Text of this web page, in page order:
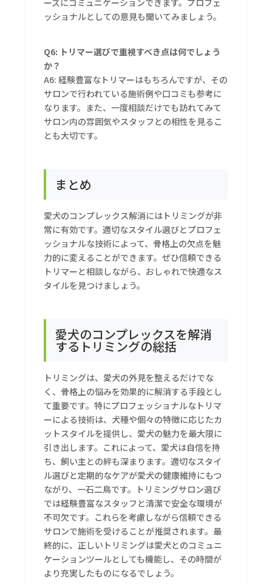
ーズにコミュニケーションできます。プロフェ
ッショナルとしての意見も聞いてみましょう。
Q6: トリマー選びで重視すべき点は何でしょう
か？
A6: 経験豊富なトリマーはもちろんですが、その
サロンで行われている施術例や口コミも参考に
なります。また、一度相談だけでも訪れてみて
サロン内の雰囲気やスタッフとの相性を見るこ
とも大切です。
まとめ
愛犬のコンプレックス解消にはトリミングが非
常に有効です。適切なスタイル選びとプロフェ
ッショナルな技術によって、骨格上の欠点を魅
力的に変えることができます。ぜひ信頼できる
トリマーと相談しながら、おしゃれで快適なス
タイルを見つけましょう。
愛犬のコンプレックスを解消
するトリミングの総括
トリミングは、愛犬の外見を整えるだけでな
く、骨格上の悩みを効果的に解消する手段とし
て重要です。特にプロフェッショナルなトリマ
ーによる技術は、犬種や個々の特徴に応じたカ
ットスタイルを提供し、愛犬の魅力を最大限に
引き出します。これによって、愛犬は自信を持
ち、飼い主との絆も深まります。適切なスタイ
ル選びと定期的なケアが愛犬の健康維持にもつ
ながり、一石二鳥です。トリミングサロン選び
では経験豊富なスタッフと清潔で安全な環境が
不可欠です。これらを考慮しながら信頼できる
サロンで施術を受けることが推奨されます。最
終的に、正しいトリミングは愛犬とのコミュニ
ケーションツールとしても機能し、その時間が
より充実したものになるでしょう。